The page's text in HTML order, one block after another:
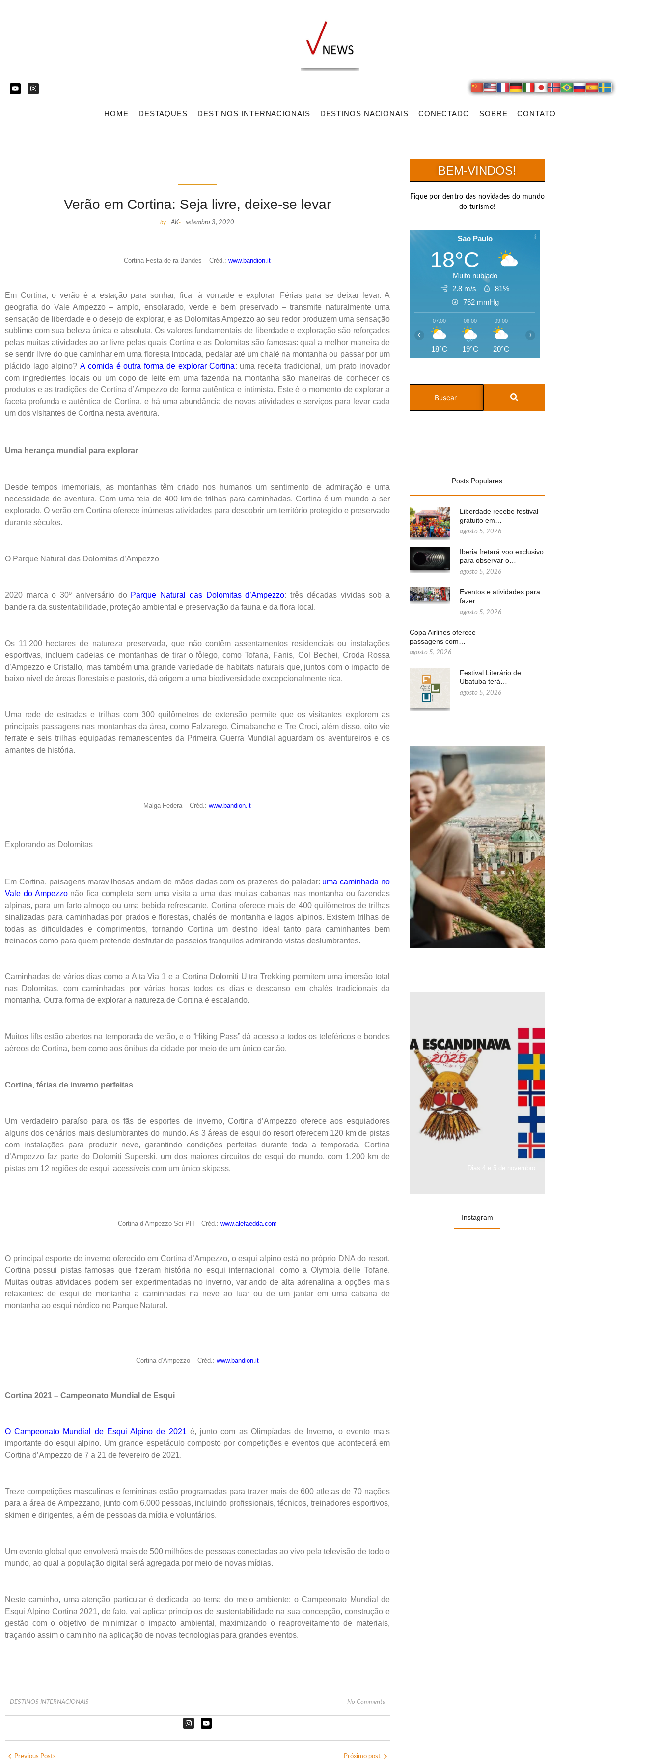
HOME DESTAQUES DESTINOS INTERNACIONAIS DESTINOS NACIONAIS CONECTADO SOBRE CONTATO
Verão em Cortina: Seja livre, deixe-se levar
by AK- setembro 3, 2020
Cortina Festa de ra Bandes – Créd.:www.bandion.it
Em Cortina, o verão é a estação para sonhar, ficar à vontade e explorar. Férias para se deixar levar. A
geografia do Vale Ampezzo – amplo, ensolarado, verde e bem preservado – transmite naturalmente uma
sensação de liberdade e o desejo de explorar, e as Dolomitas Ampezzo ao seu redor produzem uma sensação
sublime com sua beleza única e absoluta. Os valores fundamentais de liberdade e exploração são reforçados
pelas muitas atividades ao ar livre pelas quais Cortina e as Dolomitas são famosas: qual a melhor maneira de
se sentir livre do que caminhar em uma floresta intocada, pedalar até um chalé na montanha ou passar por um
plácido lago alpino?A comida é outra forma de explorar Cortina: uma receita tradicional, um prato inovador
com ingredientes locais ou um copo de leite em uma fazenda na montanha são maneiras de conhecer os
produtos e as tradições de Cortina d’Ampezzo de forma autêntica e intimista. Este é o momento de explorar a
faceta profunda e autêntica de Cortina, e há uma abundância de novas atividades e serviços para levar cada
um dos visitantes de Cortina nesta aventura.
Uma herança mundial para explorar
Desde tempos imemoriais, as montanhas têm criado nos humanos um sentimento de admiração e uma
necessidade de aventura. Com uma teia de 400 km de trilhas para caminhadas, Cortina é um mundo a ser
explorado. O verão em Cortina oferece inúmeras atividades para descobrir um território protegido e preservado
durante séculos.
O Parque Natural das Dolomitas d’Ampezzo
2020 marca o 30º aniversário do Parque Natural das Dolomitas d’Ampezzo: três décadas vividas sob a
bandeira da sustentabilidade, proteção ambiental e preservação da fauna e da flora local.
Os 11.200 hectares de natureza preservada, que não contêm assentamentos residenciais ou instalações
esportivas, incluem cadeias de montanhas de tirar o fôlego, como Tofana, Fanis, Col Bechei, Croda Rossa
d’Ampezzo e Cristallo, mas também uma grande variedade de habitats naturais que, juntos com o impacto de
baixo nível de áreas florestais e pastoris, dá origem a uma biodiversidade excepcionalmente rica.
Uma rede de estradas e trilhas com 300 quilômetros de extensão permite que os visitantes explorem as
principais passagens nas montanhas da área, como Falzarego, Cimabanche e Tre Croci, além disso, oito vie
ferrate e seis trilhas equipadas remanescentes da Primeira Guerra Mundial aguardam os aventureiros e os
amantes de história.
Malga Federa – Créd.:www.bandion.it
Explorando as Dolomitas
Em Cortina, paisagens maravilhosas andam de mãos dadas com os prazeres do paladar: uma caminhada no
Vale do Ampezzonão fica completa sem uma visita a uma das muitas cabanas nas montanha ou fazendas
alpinas, para um farto almoço ou uma bebida refrescante. Cortina oferece mais de 400 quilômetros de trilhas
sinalizadas para caminhadas por prados e florestas, chalés de montanha e lagos alpinos. Existem trilhas de
todas as dificuldades e comprimentos, tornando Cortina um destino ideal tanto para caminhantes bem
treinados como para quem pretende desfrutar de passeios tranquilos admirando vistas deslumbrantes.
Caminhadas de vários dias como a Alta Via 1 e a Cortina Dolomiti Ultra Trekking permitem uma imersão total
nas Dolomitas, com caminhadas por várias horas todos os dias e descanso em chalés tradicionais da
montanha. Outra forma de explorar a natureza de Cortina é escalando.
Muitos lifts estão abertos na temporada de verão, e o “Hiking Pass” dá acesso a todos os teleféricos e bondes
aéreos de Cortina, bem como aos ônibus da cidade por meio de um único cartão.
Cortina, férias de inverno perfeitas
Um verdadeiro paraíso para os fãs de esportes de inverno, Cortina d’Ampezzo oferece aos esquiadores
alguns dos cenários mais deslumbrantes do mundo. As 3 áreas de esqui do resort oferecem 120 km de pistas
com instalações para produzir neve, garantindo condições perfeitas durante toda a temporada. Cortina
d’Ampezzo faz parte do Dolomiti Superski, um dos maiores circuitos de esqui do mundo, com 1.200 km de
pistas em 12 regiões de esqui, acessíveis com um único skipass.
Cortina d’Ampezzo Sci PH – Créd.: www.alefaedda.com
O principal esporte de inverno oferecido em Cortina d’Ampezzo, o esqui alpino está no próprio DNA do resort.
Cortina possui pistas famosas que fizeram história no esqui internacional, como a Olympia delle Tofane.
Muitas outras atividades podem ser experimentadas no inverno, variando de alta adrenalina a opções mais
relaxantes: de esqui de montanha a caminhadas na neve ao luar ou de um jantar em uma cabana de
montanha ao esqui nórdico no Parque Natural.
Cortina d’Ampezzo – Créd.: www.bandion.it
Cortina 2021 – Campeonato Mundial de Esqui
O Campeonato Mundial de Esqui Alpino de 2021é, junto com as Olimpíadas de Inverno, o evento mais
importante do esqui alpino. Um grande espetáculo composto por competições e eventos que acontecerá em
Cortina d’Ampezzo de 7 a 21 de fevereiro de 2021.
Treze competições masculinas e femininas estão programadas para trazer mais de 600 atletas de 70 nações
para a área de Ampezzano, junto com 6.000 pessoas, incluindo profissionais, técnicos, treinadores esportivos,
skimen e dirigentes, além de pessoas da mídia e voluntários.
Um evento global que envolverá mais de 500 milhões de pessoas conectadas ao vivo pela televisão de todo o
mundo, ao qual a população digital será agregada por meio de novas mídias.
Neste caminho, uma atenção particular é dedicada ao tema do meio ambiente: o Campeonato Mundial de
Esqui Alpino Cortina 2021, de fato, vai aplicar princípios de sustentabilidade na sua concepção, construção e
gestão com o objetivo de minimizar o impacto ambiental, maximizando o reaproveitamento de materiais,
traçando assim o caminho na aplicação de novas tecnologias para grandes eventos.
DESTINOS INTERNACIONAIS No Comments
Previous Posts Próximo post
BEM-VINDOS!
Fique por dentro das novidades do mundo
do turismo!
Sao Paulo
18°C
Muito nublado
2.8 m/s
81%
762 mmHg
07:00
18°C
08:00
19°C
09:00
20°C
‹ ›
Posts Populares
Liberdade recebe festival
gratuito em…
agosto 5, 2026
Iberia fretará voo exclusivo
para observar o…
agosto 5, 2026
Eventos e atividades para
fazer…
agosto 5, 2026
Copa Airlines oferece
passagens com…
agosto 5, 2026
Festival Literário de
Ubatuba terá…
agosto 5, 2026
Instagram